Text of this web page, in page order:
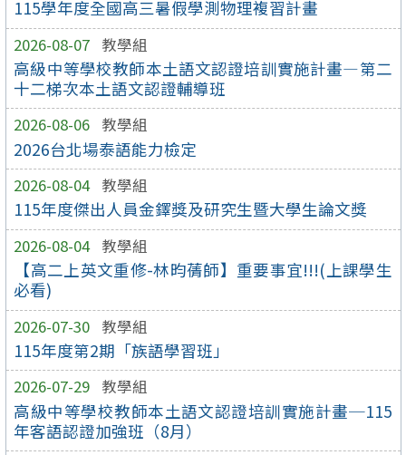
115學年度全國高三暑假學測物理複習計畫
2026-08-07 教學組
高級中等學校教師本土語文認證培訓實施計畫—第二
十二梯次本土語文認證輔導班
2026-08-06 教學組
2026台北場泰語能力檢定
2026-08-04 教學組
115年度傑出人員金鐸獎及研究生暨大學生論文獎
2026-08-04 教學組
【高二上英文重修-林昀蒨師】重要事宜!!!(上課學生
必看)
2026-07-30 教學組
115年度第2期「族語學習班」
2026-07-29 教學組
高級中等學校教師本土語文認證培訓實施計畫─115
年客語認證加強班（8月）